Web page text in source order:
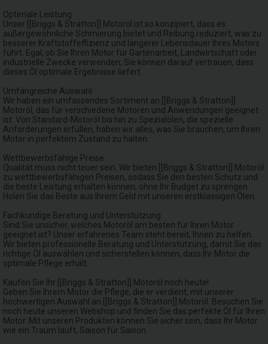
Optimale Leistung
Unser [[Briggs & Stratton]] Motoröl ist so konzipiert, dass es
außergewöhnliche Schmierung bietet und Reibung reduziert, was zu
besserer Kraftstoffeffizienz und längerer Lebensdauer Ihres Motors
führt. Egal, ob Sie Ihren Motor für Gartenarbeit, Landwirtschaft oder
industrielle Zwecke verwenden, Sie können darauf vertrauen, dass
dieses Öl optimale Ergebnisse liefert.
Umfangreiche Auswahl
Wir haben ein umfassendes Sortiment an [[Briggs & Stratton]]
Motoröl, das für verschiedene Motoren und Anwendungen geeignet
ist. Von Standard-Motoröl bis hin zu Spezialölen, die spezielle
Anforderungen erfüllen, haben wir alles, was Sie brauchen, um Ihren
Motor in perfektem Zustand zu halten.
Wettbewerbsfähige Preise
Qualität muss nicht teuer sein. Wir bieten [[Briggs & Stratton]] Motoröl
zu wettbewerbsfähigen Preisen, sodass Sie den besten Schutz und
die beste Leistung erhalten können, ohne Ihr Budget zu sprengen.
Holen Sie das Beste aus Ihrem Geld mit unseren erstklassigen Ölen.
Fachkundige Beratung und Unterstützung
Sind Sie unsicher, welches Motoröl am besten für Ihren Motor
geeignet ist? Unser erfahrenes Team steht bereit, Ihnen zu helfen.
Wir bieten professionelle Beratung und Unterstützung, damit Sie das
richtige Öl auswählen und sicherstellen können, dass Ihr Motor die
optimale Pflege erhält.
Kaufen Sie Ihr [[Briggs & Stratton]] Motoröl noch heute!
Geben Sie Ihrem Motor die Pflege, die er verdient, mit unserer
hochwertigen Auswahl an [[Briggs & Stratton]] Motoröl. Besuchen Sie
noch heute unseren Webshop und finden Sie das perfekte Öl für Ihren
Motor. Mit unseren Produkten können Sie sicher sein, dass Ihr Motor
wie ein Traum läuft, Saison für Saison.